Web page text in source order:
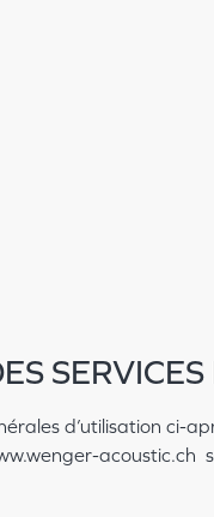
SERVICES
d’utilisation ci-
acoustic.ch